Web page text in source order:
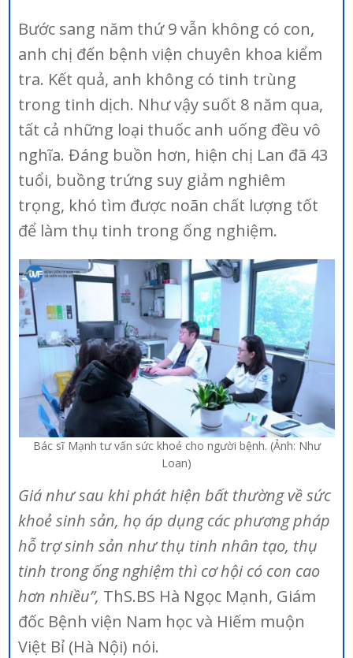
Bước sang năm thứ 9 vẫn không có con,
anh chị đến bệnh viện chuyên khoa kiểm
tra. Kết quả, anh không có tinh trùng
trong tinh dịch. Như vậy suốt 8 năm qua,
tất cả những loại thuốc anh uống đều vô
nghĩa. Đáng buồn hơn, hiện chị Lan đã 43
tuổi, buồng trứng suy giảm nghiêm
trọng, khó tìm được noãn chất lượng tốt
để làm thụ tinh trong ống nghiệm.
Bác sĩ Mạnh tư vấn sức khoẻ cho người bệnh. (Ảnh: Như
Loan)
Giá như sau khi phát hiện bất thường về sức
khoẻ sinh sản, họ áp dụng các phương pháp
hỗ trợ sinh sản như thụ tinh nhân tạo, thụ
tinh trong ống nghiệm thì cơ hội có con cao
hơn nhiều”, ThS.BS Hà Ngọc Mạnh, Giám
đốc Bệnh viện Nam học và Hiếm muộn
Việt Bỉ (Hà Nội) nói.